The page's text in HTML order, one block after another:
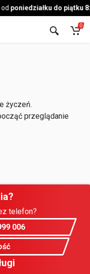
poniedziałku do piątku
0
życzeń.
przeglądanie
telefon?
006